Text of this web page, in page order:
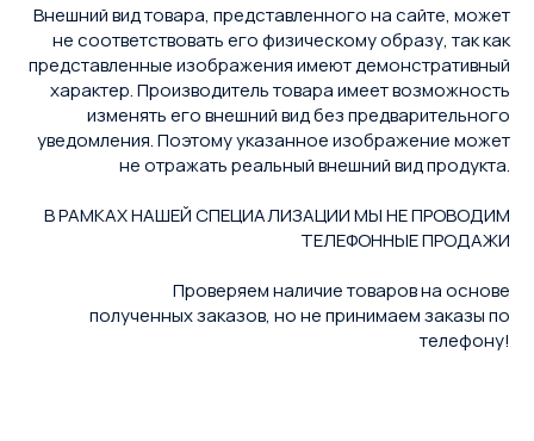
Внешний вид товара, представленного на сайте, может
не соответствовать его физическому образу, так как
представленные изображения имеют демонстративный
характер. Производитель товара имеет возможность
изменять его внешний вид без предварительного
уведомления. Поэтому указанное изображение может
не отражать реальный внешний вид продукта.
В РАМКАХ НАШЕЙ СПЕЦИАЛИЗАЦИИ МЫ НЕ ПРОВОДИМ
ТЕЛЕФОННЫЕ ПРОДАЖИ
Проверяем наличие товаров на основе
полученных заказов, но не принимаем заказы по
телефону!